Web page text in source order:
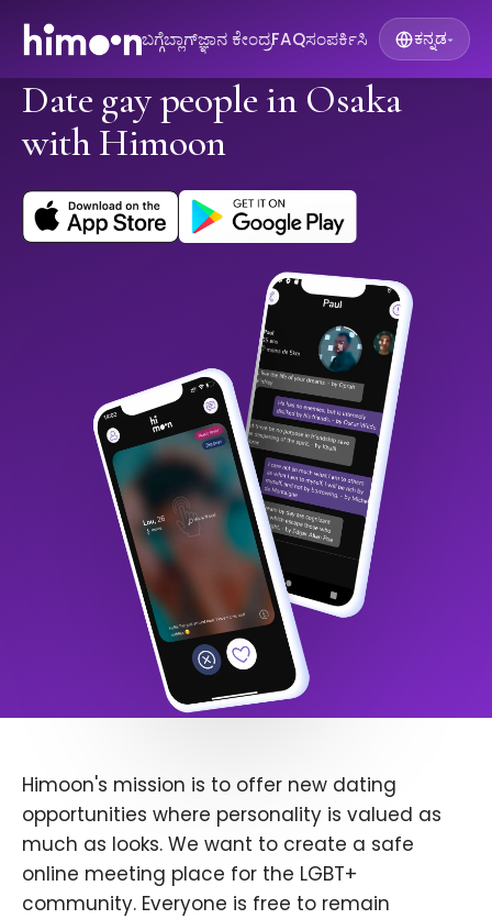
ಬಗ್ಗೆಬ್ಲಾಗ್ಜ್ಞಾನ ಕೇಂದ್ರFAQಸಂಪರ್ಕಿಸಿ ಕನ್ನಡ▾
Date gay people in Osaka
with Himoon
Himoon's mission is to offer new dating
opportunities where personality is valued as
much as looks. We want to create a safe
online meeting place for the LGBT+
community. Everyone is free to remain